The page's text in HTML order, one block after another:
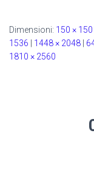
Dimensioni: 150 × 150
1536
1448 × 2048
1810 × 2560